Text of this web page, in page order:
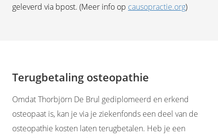
geleverd via bpost. (Meer info op causopractie.org)
Terugbetaling osteopathie
Omdat Thorbjörn De Brul gediplomeerd en erkend
osteopaat is, kan je via je ziekenfonds een deel van de
osteopathie kosten laten terugbetalen. Heb je een